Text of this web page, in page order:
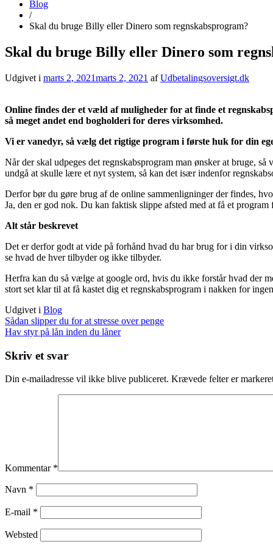
Blog
/
Skal du bruge Billy eller Dinero som regnskabsprogram?
Skal du bruge Billy eller Dinero som
Udgivet i marts 2, 2021marts 2, 2021 afUdbetalingsoversigt.dk
Online findes der et væld af muligheder for at finde et
så meget andet end bogholderi for deres virksomhed.
Vi er vanedyr, så vælg det rigtige program i første huk for din
Når der skal udpeges det regnskabsprogram man ønsker at bruge,
undgå at skulle lære et nyt system, så kan det især indenfor
Derfor bør du gøre brug af de online sammenligninger der findes,
Ja, den er god nok. Du kan faktisk slippe afsted med at få et
Alt står beskrevet
Det er derfor godt at vide på forhånd hvad du har brug for i din
se hvad de hver tilbyder og ikke tilbyder.
Herfra kan du så vælge at google ord, hvis du ikke forstår hvad der
stort set klar til at få kastet dig et regnskabsprogram i nakken for
Udgivet i Blog
Indlægsnavigation
Sådan slipper du for at stresse over penge
Hav styr på lån inden du låner
Skriv et svar
Din e-mailadresse vil ikke blive publiceret. Krævede felter er
Kommentar *
Navn *
E-mail *
Websted